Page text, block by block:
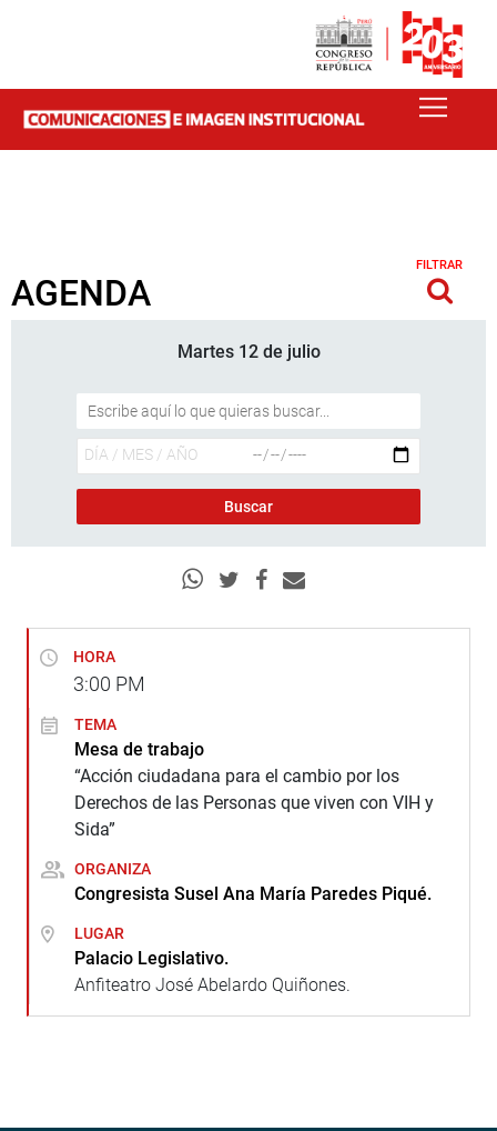
AGENDA
FILTRAR
Martes 12 de julio
HORA
3:00 PM
TEMA
Mesa de trabajo
“Acción ciudadana para el cambio por los
Derechos de las Personas que viven con VIH y
Sida”
ORGANIZA
Congresista Susel Ana María Paredes Piqué.
LUGAR
Palacio Legislativo.
Anfiteatro José Abelardo Quiñones.